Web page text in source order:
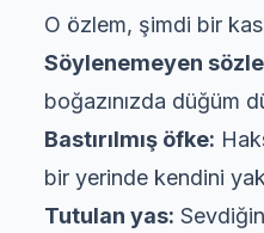
O özlem, şimdi bir
Söylenemeyen
boğazınızda düğüm
Bastırılmış öfke:
bir yerinde kendini
Tutulan yas: